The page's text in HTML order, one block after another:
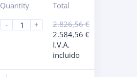
Quantity
-
+
Total
2.826,56€
2.584,56€
I.V.A.
incluido